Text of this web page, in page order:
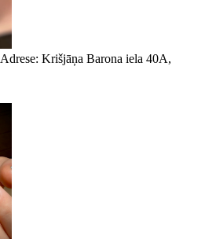
Adrese: Krišjāņa Barona iela 40A,